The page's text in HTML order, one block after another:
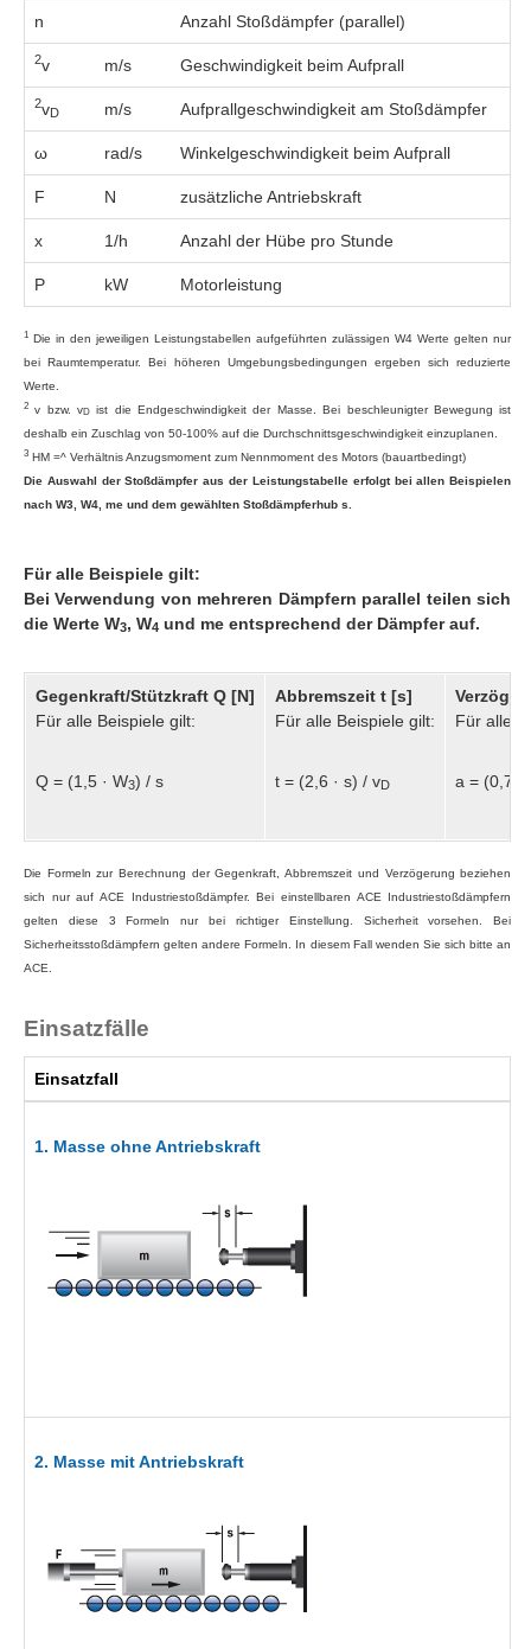
n Anzahl Stoßdämpfer (parallel)
2v m/s Geschwindigkeit beim Aufprall
2vD m/s Aufprallgeschwindigkeit am Stoßdämpfer
ω rad/s Winkelgeschwindigkeit beim Aufprall
F N zusätzliche Antriebskraft
x 1/h Anzahl der Hübe pro Stunde
P kW Motorleistung
1
Die in den jeweiligen Leistungstabellen aufgeführten zulässigen W4 Werte gelten nur
bei Raumtemperatur. Bei höheren Umgebungsbedingungen ergeben sich reduzierte
Werte.
2 v bzw. vD ist die Endgeschwindigkeit der Masse. Bei beschleunigter Bewegung ist
deshalb ein Zuschlag von 50-100% auf die Durchschnittsgeschwindigkeit einzuplanen.
3 HM =^ Verhältnis Anzugsmoment zum Nennmoment des Motors (bauartbedingt)
Die Auswahl der Stoßdämpfer aus der Leistungstabelle erfolgt bei allen Beispielen
nach W3, W4, me und dem gewählten Stoßdämpferhub s.
Für alle Beispiele gilt:
Bei Verwendung von mehreren Dämpfern parallel teilen sich
die Werte W3, W4 und me entsprechend der Dämpfer auf.
Gegenkraft/Stützkraft Q [N]
Für alle Beispiele gilt:
Q = (1,5 · W3) / s
Abbremszeit t [s]
Für alle Beispiele gilt:
t = (2,6 · s) / vD
Für alle
a = (0,75
Die Formeln zur Berechnung der Gegenkraft, Abbremszeit und Verzögerung beziehen
sich nur auf ACE Industriestoßdämpfer. Bei einstellbaren ACE Industriestoßdämpfern
gelten diese 3 Formeln nur bei richtiger Einstellung. Sicherheit vorsehen. Bei
Sicherheitsstoßdämpfern gelten andere Formeln. In diesem Fall wenden Sie sich bitte an
ACE.
Einsatzfälle
Einsatzfall
1. Masse ohne Antriebskraft
2. Masse mit Antriebskraft